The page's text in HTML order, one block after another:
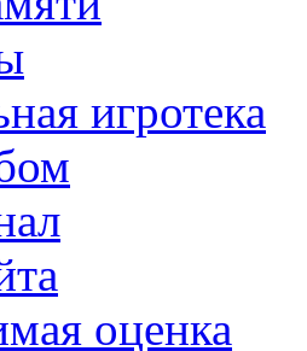
игротека
оценка